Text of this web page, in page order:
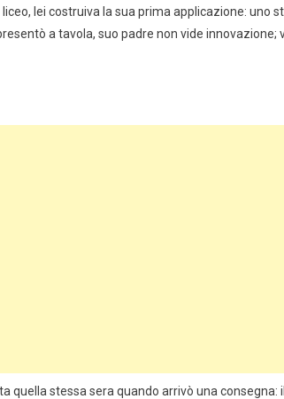
lei costruiva la sua prima applicazione: uno
a tavola, suo padre non vide innovazione;
quella stessa sera quando arrivò una